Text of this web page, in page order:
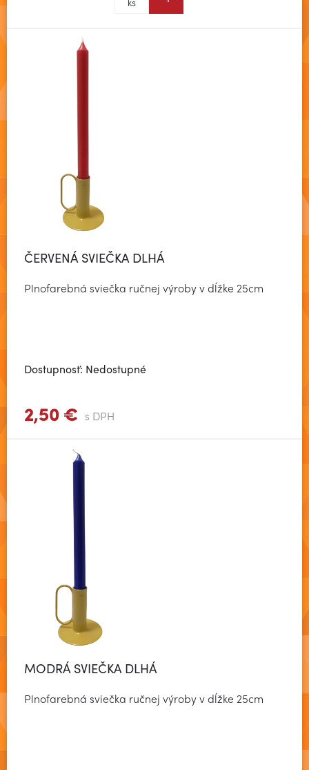
ČERVENÁ SVIEČKA DLHÁ
Plnofarebná sviečka ručnej výroby v dĺžke 25cm
Dostupnosť: Nedostupné
2,50 € s DPHZobraziť viac
MODRÁ SVIEČKA DLHÁ
Plnofarebná sviečka ručnej výroby v dĺžke 25cm